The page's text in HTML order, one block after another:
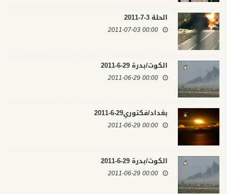
الحلة 3-7-2011
00:00 2011-07-03
الكوت/بدرة 29-6-2011
00:00 2011-06-29
بغداد/فكتوري29-6-2011
00:00 2011-06-29
الكوت/بدرة 29-6-2011
00:00 2011-06-29